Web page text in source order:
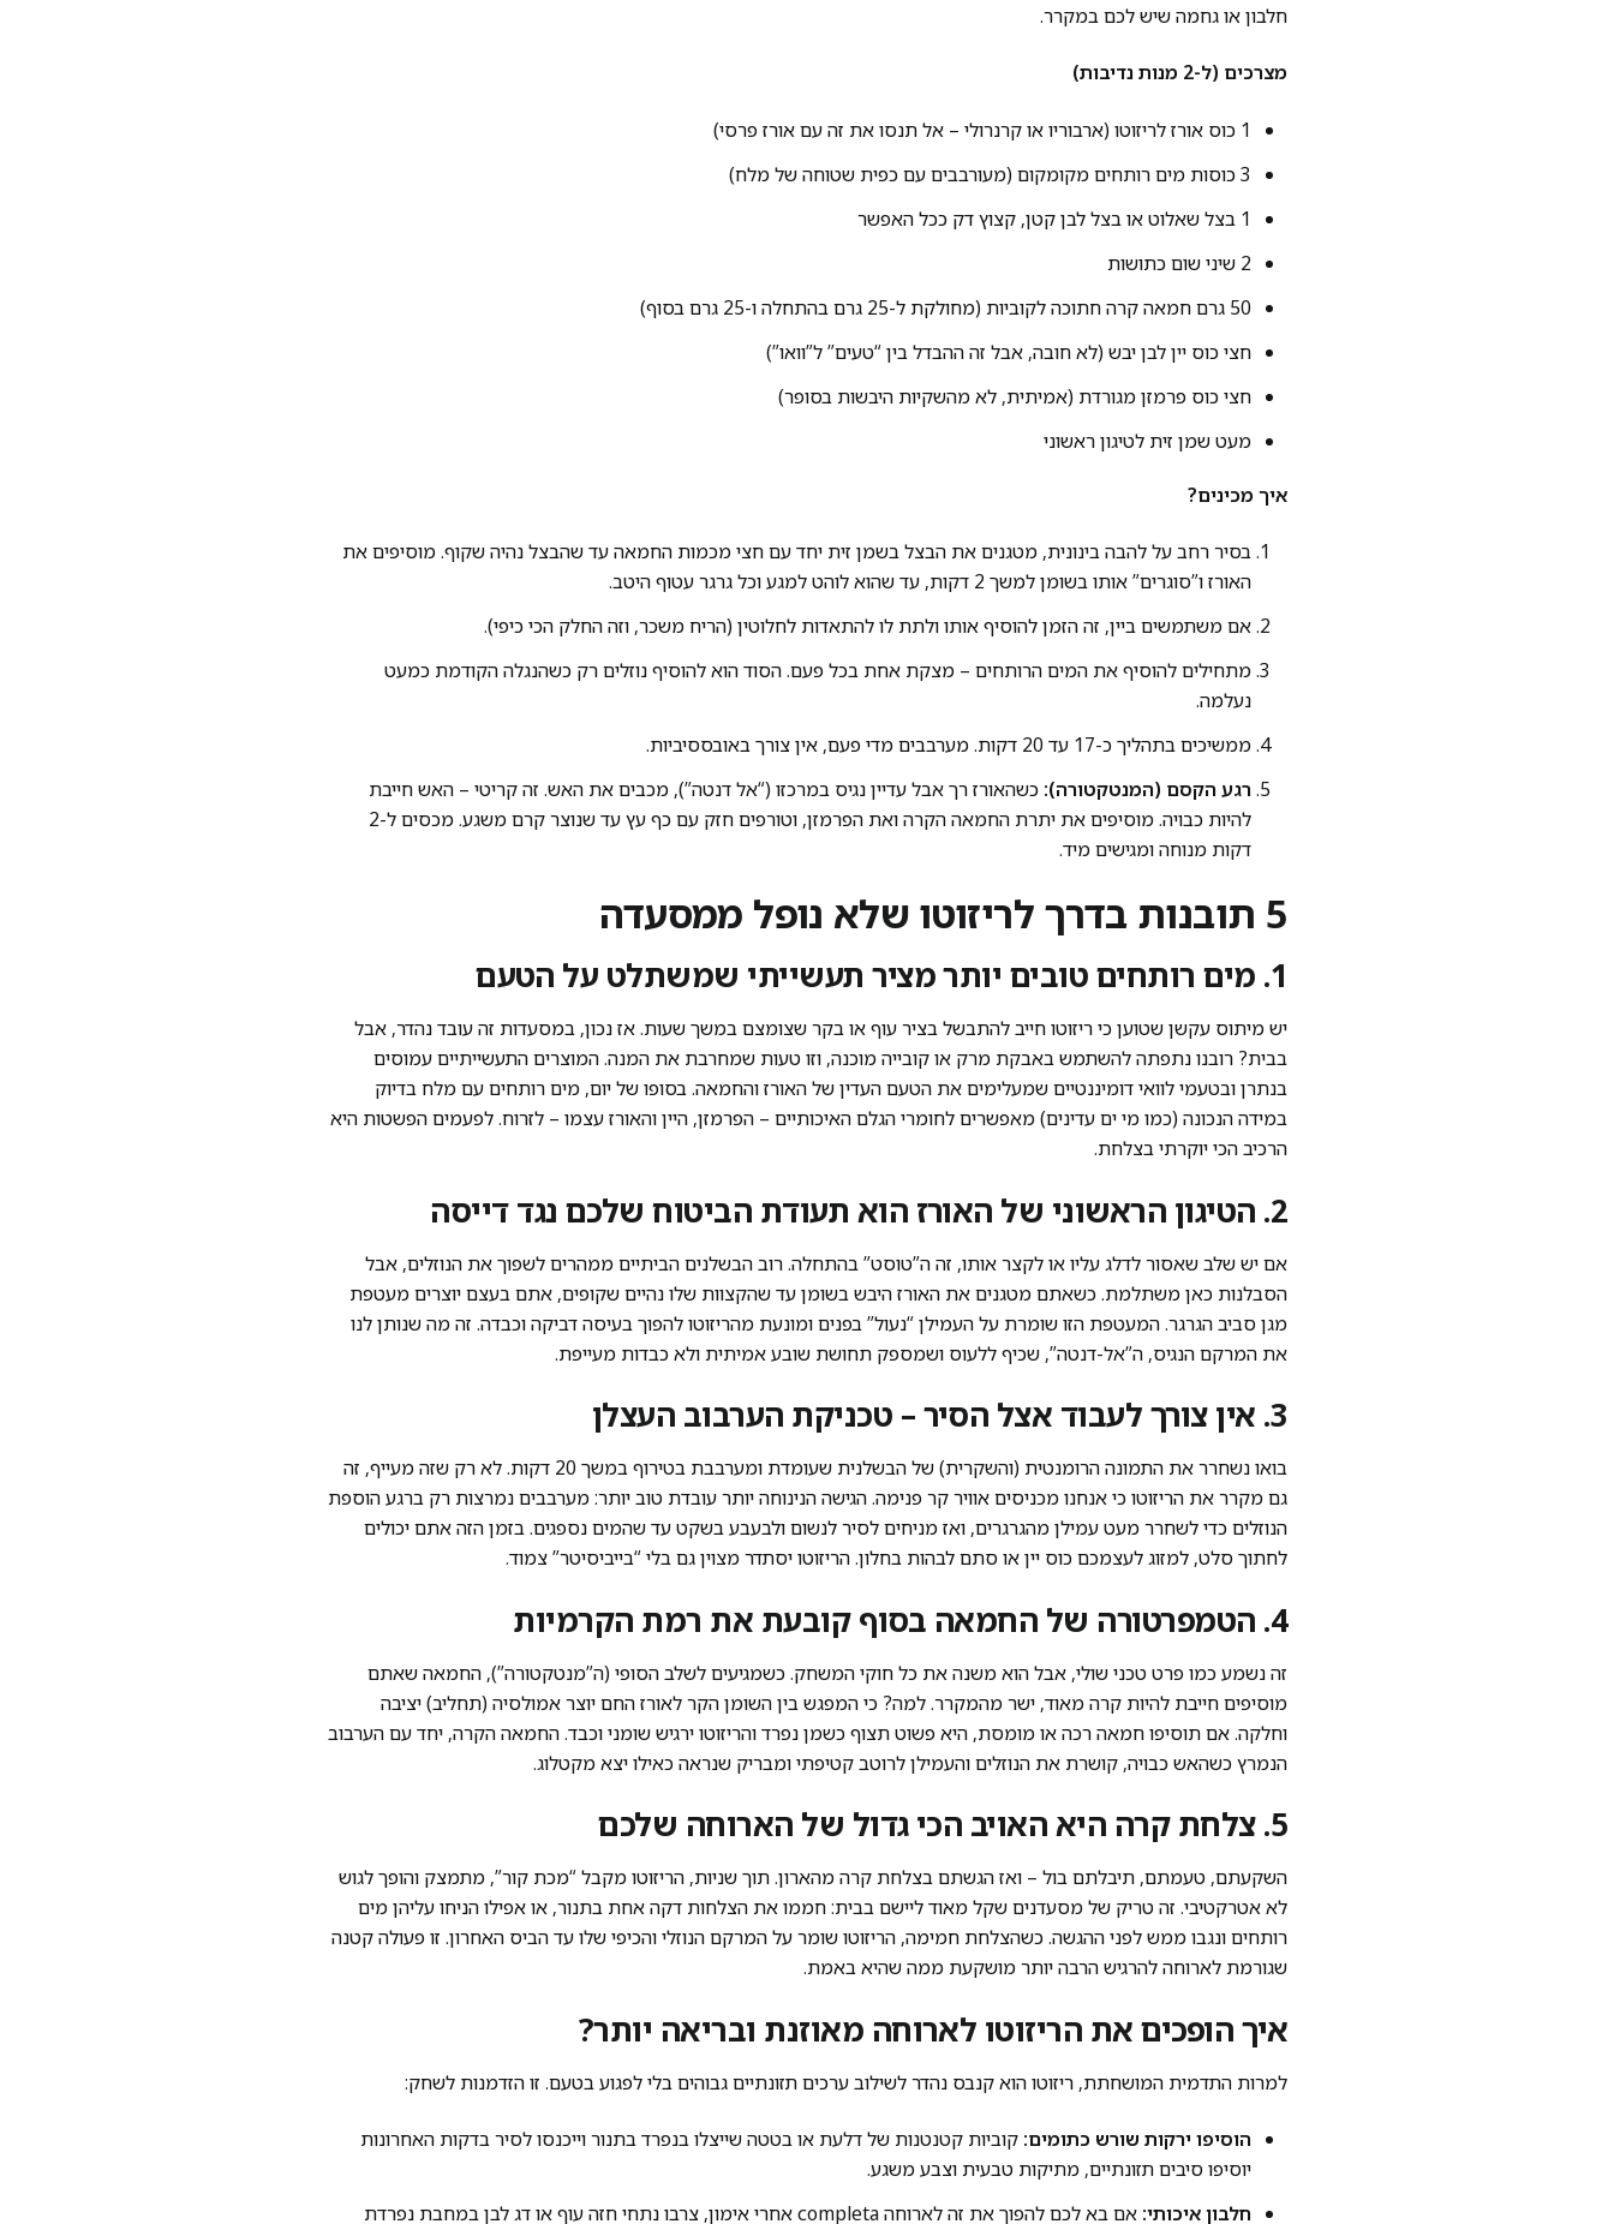
חלבון או גחמה שיש לכם במקרר.
מצרכים (ל-2 מנות נדיבות)
1 כוס אורז לריזוטו (ארבוריו או קרנרולי – אל תנסו את זה עם אורז פרסי)
3 כוסות מים רותחים מקומקום (מעורבבים עם כפית שטוחה של מלח)
1 בצל שאלוט או בצל לבן קטן, קצוץ דק ככל האפשר
2 שיני שום כתושות
50 גרם חמאה קרה חתוכה לקוביות (מחולקת ל-25 גרם בהתחלה ו-25 גרם בסוף)
חצי כוס יין לבן יבש (לא חובה, אבל זה ההבדל בין “טעים” ל”וואו”)
חצי כוס פרמזן מגורדת (אמיתית, לא מהשקיות היבשות בסופר)
מעט שמן זית לטיגון ראשוני
איך מכינים?
בסיר רחב על להבה בינונית, מטגנים את הבצל בשמן זית יחד עם חצי מכמות החמאה עד שהבצל נהיה שקוף. מוסיפים את
האורז ו”סוגרים” אותו בשומן למשך 2 דקות, עד שהוא לוהט למגע וכל גרגר עטוף היטב.
אם משתמשים ביין, זה הזמן להוסיף אותו ולתת לו להתאדות לחלוטין (הריח משכר, וזה החלק הכי כיפי).
מתחילים להוסיף את המים הרותחים – מצקת אחת בכל פעם. הסוד הוא להוסיף נוזלים רק כשהנגלה הקודמת כמעט
נעלמה.
ממשיכים בתהליך כ-17 עד 20 דקות. מערבבים מדי פעם, אין צורך באובססיביות.
רגע הקסם (המנטקטורה): כשהאורז רך אבל עדיין נגיס במרכזו (“אל דנטה”), מכבים את האש. זה קריטי – האש חייבת
להיות כבויה. מוסיפים את יתרת החמאה הקרה ואת הפרמזן, וטורפים חזק עם כף עץ עד שנוצר קרם משגע. מכסים ל-2
דקות מנוחה ומגישים מיד.
5 תובנות בדרך לריזוטו שלא נופל ממסעדה
1. מים רותחים טובים יותר מציר תעשייתי שמשתלט על הטעם
יש מיתוס עקשן שטוען כי ריזוטו חייב להתבשל בציר עוף או בקר שצומצם במשך שעות. אז נכון, במסעדות זה עובד נהדר, אבל
בבית? רובנו נתפתה להשתמש באבקת מרק או קובייה מוכנה, וזו טעות שמחרבת את המנה. המוצרים התעשייתיים עמוסים
בנתרן ובטעמי לוואי דומיננטיים שמעלימים את הטעם העדין של האורז והחמאה. בסופו של יום, מים רותחים עם מלח בדיוק
במידה הנכונה (כמו מי ים עדינים) מאפשרים לחומרי הגלם האיכותיים – הפרמזן, היין והאורז עצמו – לזרוח. לפעמים הפשטות היא
הרכיב הכי יוקרתי בצלחת.
2. הטיגון הראשוני של האורז הוא תעודת הביטוח שלכם נגד דייסה
אם יש שלב שאסור לדלג עליו או לקצר אותו, זה ה”טוסט” בהתחלה. רוב הבשלנים הביתיים ממהרים לשפוך את הנוזלים, אבל
הסבלנות כאן משתלמת. כשאתם מטגנים את האורז היבש בשומן עד שהקצוות שלו נהיים שקופים, אתם בעצם יוצרים מעטפת
מגן סביב הגרגר. המעטפת הזו שומרת על העמילן “נעול” בפנים ומונעת מהריזוטו להפוך בעיסה דביקה וכבדה. זה מה שנותן לנו
את המרקם הנגיס, ה”אל-דנטה”, שכיף ללעוס ושמספק תחושת שובע אמיתית ולא כבדות מעייפת.
3. אין צורך לעבוד אצל הסיר – טכניקת הערבוב העצלן
בואו נשחרר את התמונה הרומנטית (והשקרית) של הבשלנית שעומדת ומערבבת בטירוף במשך 20 דקות. לא רק שזה מעייף, זה
גם מקרר את הריזוטו כי אנחנו מכניסים אוויר קר פנימה. הגישה הנינוחה יותר עובדת טוב יותר: מערבבים נמרצות רק ברגע הוספת
הנוזלים כדי לשחרר מעט עמילן מהגרגרים, ואז מניחים לסיר לנשום ולבעבע בשקט עד שהמים נספגים. בזמן הזה אתם יכולים
לחתוך סלט, למזוג לעצמכם כוס יין או סתם לבהות בחלון. הריזוטו יסתדר מצוין גם בלי “בייביסיטר” צמוד.
4. הטמפרטורה של החמאה בסוף קובעת את רמת הקרמיות
זה נשמע כמו פרט טכני שולי, אבל הוא משנה את כל חוקי המשחק. כשמגיעים לשלב הסופי (ה”מנטקטורה”), החמאה שאתם
מוסיפים חייבת להיות קרה מאוד, ישר מהמקרר. למה? כי המפגש בין השומן הקר לאורז החם יוצר אמולסיה (תחליב) יציבה
וחלקה. אם תוסיפו חמאה רכה או מומסת, היא פשוט תצוף כשמן נפרד והריזוטו ירגיש שומני וכבד. החמאה הקרה, יחד עם הערבוב
הנמרץ כשהאש כבויה, קושרת את הנוזלים והעמילן לרוטב קטיפתי ומבריק שנראה כאילו יצא מקטלוג.
5. צלחת קרה היא האויב הכי גדול של הארוחה שלכם
השקעתם, טעמתם, תיבלתם בול – ואז הגשתם בצלחת קרה מהארון. תוך שניות, הריזוטו מקבל “מכת קור”, מתמצק והופך לגוש
לא אטרקטיבי. זה טריק של מסעדנים שקל מאוד ליישם בבית: חממו את הצלחות דקה אחת בתנור, או אפילו הניחו עליהן מים
רותחים ונגבו ממש לפני ההגשה. כשהצלחת חמימה, הריזוטו שומר על המרקם הנוזלי והכיפי שלו עד הביס האחרון. זו פעולה קטנה
שגורמת לארוחה להרגיש הרבה יותר מושקעת ממה שהיא באמת.
איך הופכים את הריזוטו לארוחה מאוזנת ובריאה יותר?
למרות התדמית המושחתת, ריזוטו הוא קנבס נהדר לשילוב ערכים תזונתיים גבוהים בלי לפגוע בטעם. זו הזדמנות לשחק:
הוסיפו ירקות שורש כתומים: קוביות קטנטנות של דלעת או בטטה שייצלו בנפרד בתנור וייכנסו לסיר בדקות האחרונות
יוסיפו סיבים תזונתיים, מתיקות טבעית וצבע משגע.
חלבון איכותי:
אם בא לכם להפוך את זה לארוחה completa אחרי אימון, צרבו נתחי חזה עוף או דג לבן במחבת נפרדת